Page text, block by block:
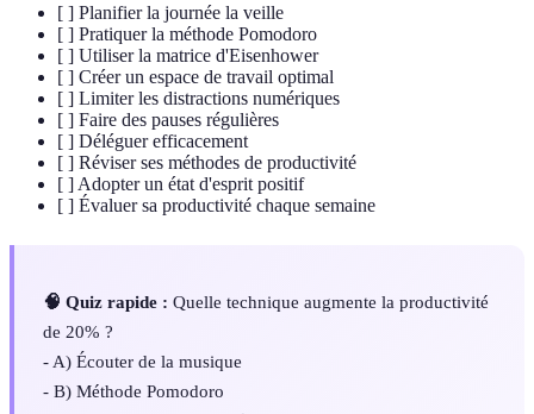
[ ] Planifier la journée la veille
[ ] Pratiquer la méthode Pomodoro
[ ] Utiliser la matrice d'Eisenhower
[ ] Créer un espace de travail optimal
[ ] Limiter les distractions numériques
[ ] Faire des pauses régulières
[ ] Déléguer efficacement
[ ] Réviser ses méthodes de productivité
[ ] Adopter un état d'esprit positif
[ ] Évaluer sa productivité chaque semaine
🧠 Quiz rapide : Quelle technique augmente la productivité
de 20% ?
- A) Écouter de la musique
- B) Méthode Pomodoro